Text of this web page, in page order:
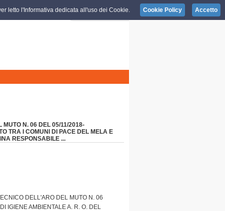
MUTO N. 06 DEL 05/11/2018-
TRA I COMUNI DI PACE DEL MELA E
RESPONSABILE ...
DELL'ARO DEL MUTO N. 06
IGIENE AMBIENTALE A. R. O. DEL
letto l'Informativa dedicata all'uso dei Cookie. Cookie Policy Accetto